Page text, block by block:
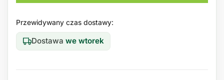
Przewidywany czas dostawy:
Dostawa we wtorek